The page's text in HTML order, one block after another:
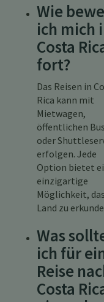
Wie
ich mich
Costa
fort?
Das Reisen in
Rica kann mit
Mietwagen,
öffentlichen
oder
erfolgen. Jede
Option bietet
einzigartige
Möglichkeit, das
Land zu
Was
ich für
Reise
Costa